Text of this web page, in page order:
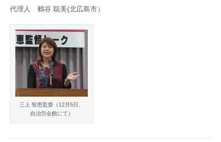
か
恵
監
ー
は
代理人 鶴谷 聡美(北広島市）
三上 智恵監督（12月5日、
自治労会館にて）